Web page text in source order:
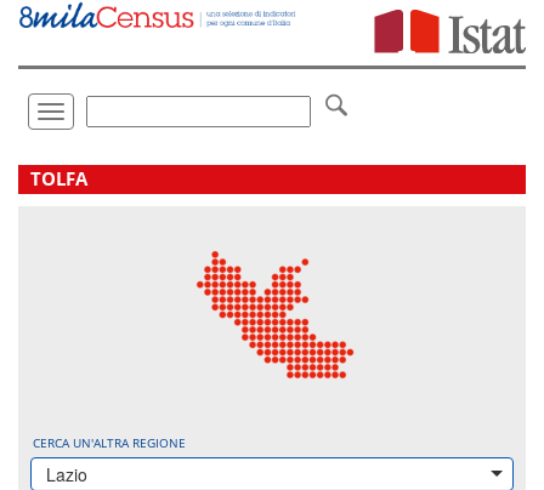
Vai
direttamente
Toggle
navigation
.
TOLFA
CERCA UN'ALTRA REGIONE
Lazio